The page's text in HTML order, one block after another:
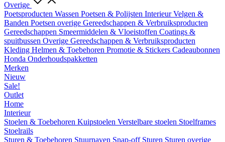
Overige
Poetsproducten Wassen Poetsen & Polijsten InterieurVelgen &
Banden Poetsen overige Gereedschappen & Verbruiksproducten
Gereedschappen Smeermiddelen & Vloeistoffen Coatings &
spuitbussen Overige Gereedschappen & Verbruiksproducten
Kleding Helmen & Toebehoren Promotie & Stickers Cadeaubonnen
Honda Onderhoudspakketten
Merken
Nieuw
Sale!
Outlet
Home
Interieur
Stoelen & Toebehoren Kuipstoelen Verstelbare stoelen Stoelframes
Stoelrails
Sturen & Toebehoren Stuurnaven Snap-off Sturen Sturen overige